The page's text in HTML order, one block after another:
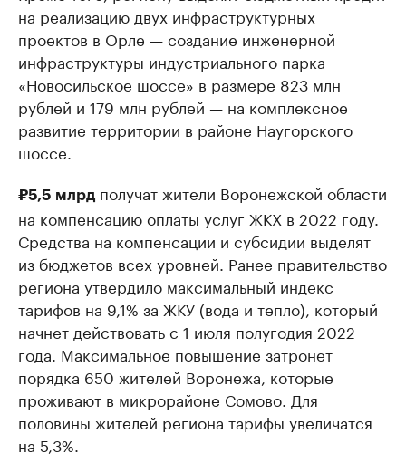
на реализацию двух инфраструктурных
проектов в Орле — создание инженерной
инфраструктуры индустриального парка
«Новосильское шоссе» в размере 823 млн
рублей и 179 млн рублей — на комплексное
развитие территории в районе Наугорского
шоссе.
₽5,5 млрд получат жители Воронежской области
на компенсацию оплаты услуг ЖКХ в 2022 году.
Средства на компенсации и субсидии выделят
из бюджетов всех уровней. Ранее правительство
региона утвердило максимальный индекс
тарифов на 9,1% за ЖКУ (вода и тепло), который
начнет действовать с 1 июля полугодия 2022
года. Максимальное повышение затронет
порядка 650 жителей Воронежа, которые
проживают в микрорайоне Сомово. Для
половины жителей региона тарифы увеличатся
на 5,3%.